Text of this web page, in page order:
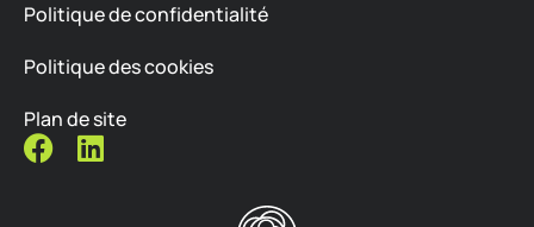
Politique de confidentialité
Politique des cookies
Plan de site